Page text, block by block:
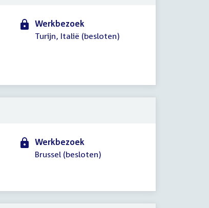
Werkbezoek
Turijn, Italië (besloten)
Werkbezoek
Brussel (besloten)